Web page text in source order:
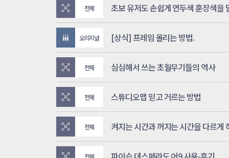
전체 초보 유저도 손쉽게 연두색 훈장색을
오리지널 [상식] 프레임 올리는 방법.
전체 심심해서 쓰는 초월무기들의 역사
전체 스튜디오맵 믿고 거르는 방법
전체 켜지는 시간과 꺼지는 시간을 다르게
전체